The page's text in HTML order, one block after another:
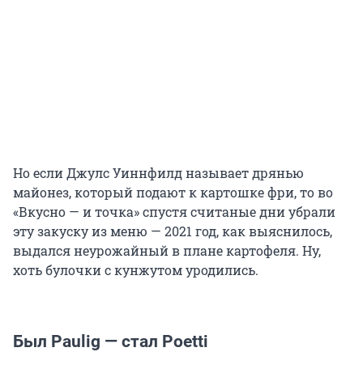
Но если Джулс Уиннфилд называет дрянью
майонез, который подают к картошке фри, то во
«Вкусно — и точка» спустя считаные дни убрали
эту закуску из меню — 2021 год, как выяснилось,
выдался неурожайный в плане картофеля. Ну,
хоть булочки с кунжутом уродились.
Был Paulig — стал Poetti